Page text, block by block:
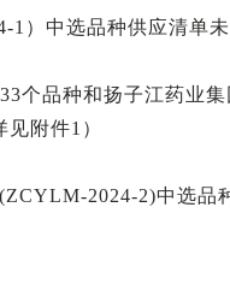
）中选品种供应清单
个品种和扬子江药业集
附件1）
2024-2)中选品